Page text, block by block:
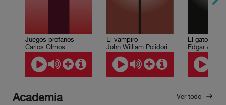
Juegos profanos
Carlos Olmos
El vampiro
John William Polidori
El gato negro
Edgar Allan
Academia Ver todo